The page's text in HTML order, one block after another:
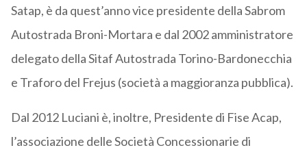
Satap, è da quest’anno vice presidente della Sabrom
Autostrada Broni-Mortara e dal 2002 amministratore
delegato della Sitaf Autostrada Torino-Bardonecchia
e Traforo del Frejus (società a maggioranza pubblica).
Dal 2012 Luciani è, inoltre, Presidente di Fise Acap,
l’associazione delle Società Concessionarie di